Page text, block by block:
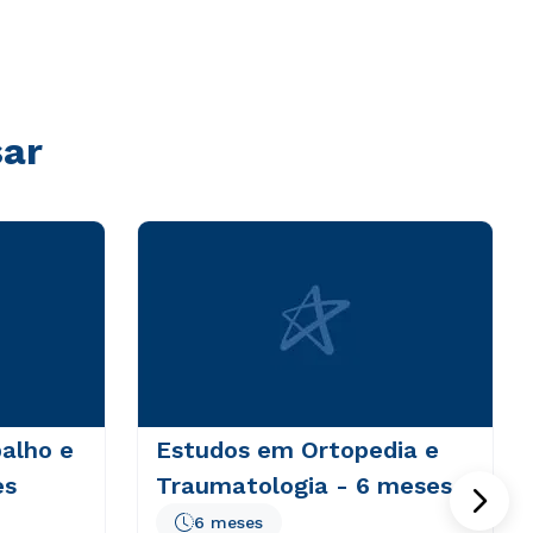
e
Estudos em Ortopedia e
Traumatologia - 6 meses
6 meses